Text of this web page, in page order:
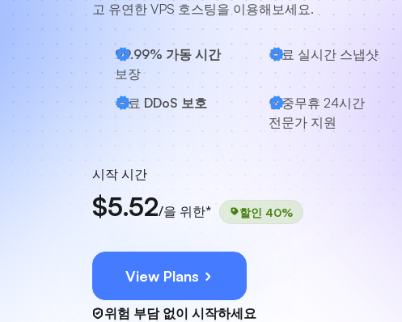
고 유연한 VPS 호스팅을 이용해보세요.
99.99% 가동 시간
보장
무료 실시간 스냅샷
무료 DDoS 보호
연중무휴 24시간
전문가 지원
시작 시간
$5.52/을 위한* 할인 40%
View Plans
위험 부담 없이 시작하세요